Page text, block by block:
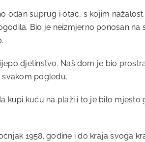
odan suprug i otac, s kojim
Bio je neizmjerno ponosan
djetinstvo. Naš dom je bio
pogledu.
kupi kuću na plaži i to je bilo
1958. godine i do kraja svoga